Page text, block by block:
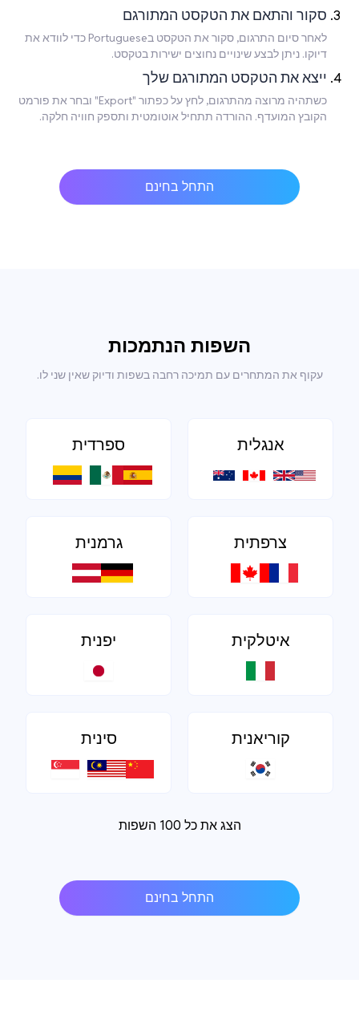
סקור והתאם את הטקסט המתורגם
לאחר סיום התרגום, סקור את הטקסט בPortuguese כדי לוודא את
דיוקו. ניתן לבצע שינויים נחוצים ישירות בטקסט.
ייצא את הטקסט המתורגם שלך
כשתהיה מרוצה מהתרגום, לחץ על כפתור "Export" ובחר את פורמט
הקובץ המועדף. ההורדה תתחיל אוטומטית ותספק חוויה חלקה.
התחל בחינם
השפות הנתמכות
עקוף את המתחרים עם תמיכה רחבה בשפות ודיוק שאין שני לו.
אנגלית ספרדית
צרפתית גרמנית
איטלקית יפנית
קוריאנית סינית
הצג את כל 100 השפות
התחל בחינם